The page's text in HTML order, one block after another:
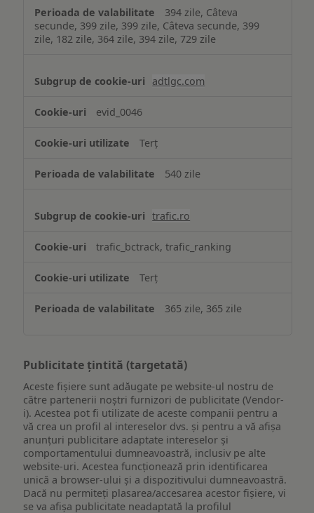
394 zile, Câteva
secunde, 399 zile, 399 zile, Câteva secunde, 399
zile, 182 zile, 364 zile, 394 zile, 729 zile
adtlgc.com
evid_0046
Terț
540 zile
trafic.ro
trafic_bctrack, trafic_ranking
Terț
365 zile, 365 zile
Publicitate țintită (targetată)
Aceste fișiere sunt adăugate pe website-ul nostru de
către partenerii noștri furnizori de publicitate (Vendor-
i). Acestea pot fi utilizate de aceste companii pentru a
vă crea un profil al intereselor dvs. și pentru a vă afișa
anunțuri publicitare adaptate intereselor și
comportamentului dumneavoastră, inclusiv pe alte
website-uri. Acestea funcționează prin identificarea
unică a browser-ului și a dispozitivului dumneavoastră.
Dacă nu permiteți plasarea/accesarea acestor fișiere, vi
se va afișa publicitate neadaptată la profilul